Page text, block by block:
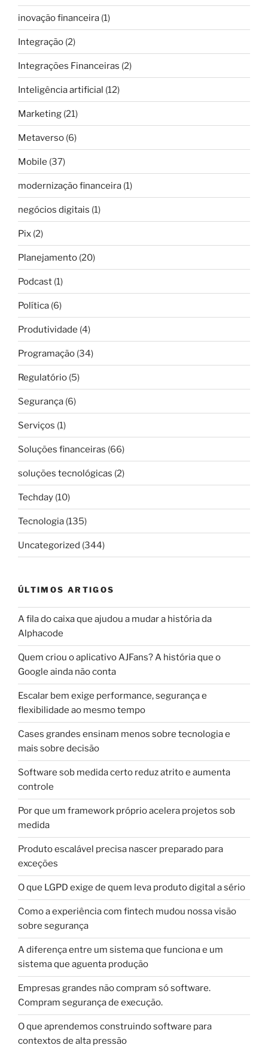
inovação financeira (1)
Integração (2)
Integrações Financeiras (2)
Inteligência artificial (12)
Marketing (21)
Metaverso (6)
Mobile (37)
modernização financeira (1)
negócios digitais (1)
Pix (2)
Planejamento (20)
Podcast (1)
Política (6)
Produtividade (4)
Programação (34)
Regulatório (5)
Segurança (6)
Serviços (1)
Soluções financeiras (66)
soluções tecnológicas (2)
Techday (10)
Tecnologia (135)
Uncategorized (344)
ÚLTIMOS ARTIGOS
A fila do caixa que ajudou a mudar a história da
Alphacode
Quem criou o aplicativo AJFans? A história que o
Google ainda não conta
Escalar bem exige performance, segurança e
flexibilidade ao mesmo tempo
Cases grandes ensinam menos sobre tecnologia e
mais sobre decisão
Software sob medida certo reduz atrito e aumenta
controle
Por que um framework próprio acelera projetos sob
medida
Produto escalável precisa nascer preparado para
exceções
O que LGPD exige de quem leva produto digital a sério
Como a experiência com fintech mudou nossa visão
sobre segurança
A diferença entre um sistema que funciona e um
sistema que aguenta produção
Empresas grandes não compram só software.
Compram segurança de execução.
O que aprendemos construindo software para
contextos de alta pressão